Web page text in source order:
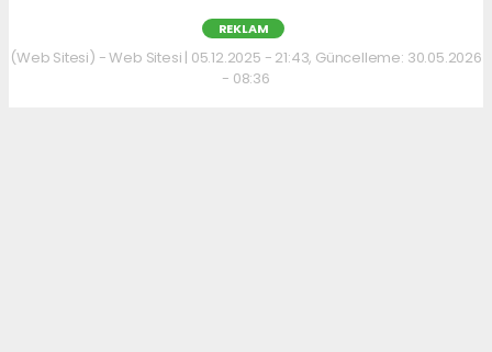
REKLAM
(Web Sitesi) - Web Sitesi | 05.12.2025 - 21:43, Güncelleme: 30.05.2026
- 08:36